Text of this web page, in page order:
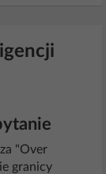
"Over
granicy